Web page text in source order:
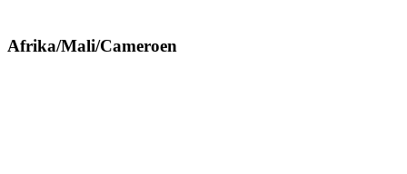
Afrika/Mali/Cameroen